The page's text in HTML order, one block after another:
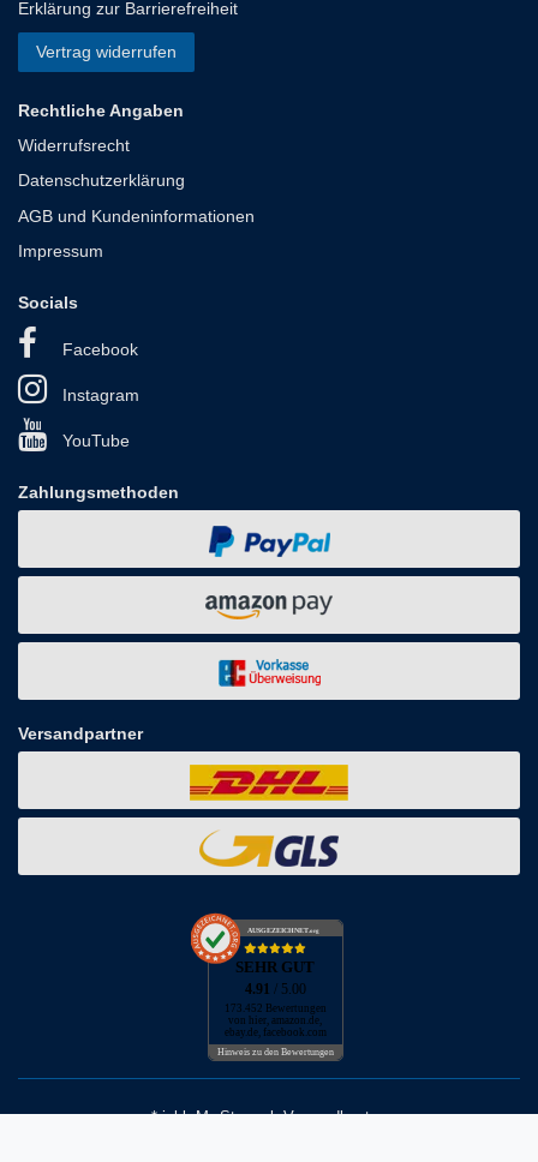
Erklärung zur Barrierefreiheit
Vertrag widerrufen
Rechtliche Angaben
Widerrufsrecht
Datenschutzerklärung
AGB und Kundeninformationen
Impressum
Socials
Facebook
Instagram
YouTube
Zahlungsmethoden
Versandpartner
AUSGEZEICHNET.org
SEHR GUT
4.91 / 5.00
173.452 Bewertungen
von hier, amazon.de,
ebay.de, facebook.com
Hinweis zu den Bewertungen
* inkl. MwSt. zzgl. Versandkosten